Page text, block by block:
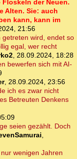
der Neuen.
Alten. Sie: auch
kann, kann im
21:56
wird, endet so
egal, wer recht
, 28.09.2024, 18:28
bewerfen sich mit AI-
, 28.09.2024, 23:56
ich es zwar nicht
Betreuten Denkens
seien gezählt. Doch
,
wenigen Jahren